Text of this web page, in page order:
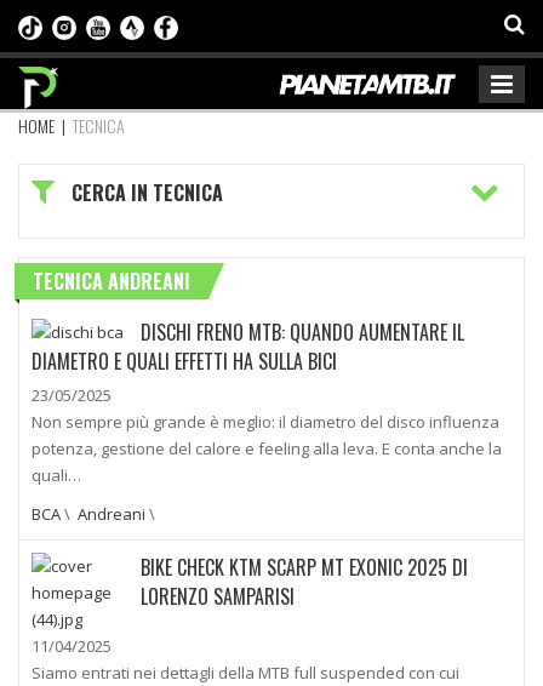
HOME | TECNICA
CERCA IN TECNICA
TECNICA ANDREANI
DISCHI FRENO MTB: QUANDO AUMENTARE IL
DIAMETRO E QUALI EFFETTI HA SULLA BICI
23/05/2025
Non sempre più grande è meglio: il diametro del disco influenza
potenza, gestione del calore e feeling alla leva. E conta anche la
quali…
BCA\ Andreani \
BIKE CHECK KTM SCARP MT EXONIC 2025 DI
LORENZO SAMPARISI
11/04/2025
Siamo entrati nei dettagli della MTB full suspended con cui